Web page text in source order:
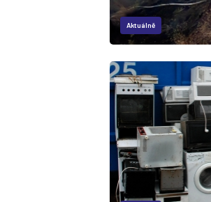
Aktuálně